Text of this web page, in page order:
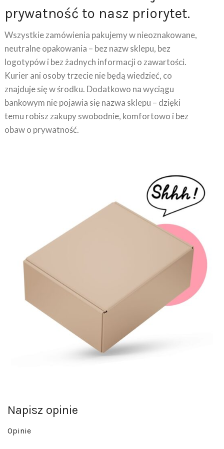
Wszystkie zamówienia pakujemy w nieoznakowane,
neutralne opakowania – bez nazw sklepu, bez
logotypów i bez żadnych informacji o zawartości.
Kurier ani osoby trzecie nie będą wiedzieć, co
znajduje się w środku. Dodatkowo na wyciągu
bankowym nie pojawia się nazwa sklepu – dzięki
temu robisz zakupy swobodnie, komfortowo i bez
obaw o prywatność.
Opinie